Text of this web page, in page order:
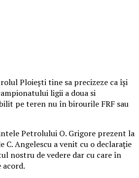
Ploiești tine sa precizeze ca își
ligii a doua si
pe teren nu în birourile FRF sau
Petrolului O. Grigore prezent la
C. Angelescu a venit cu o declarație
nostru de vedere dar cu care în